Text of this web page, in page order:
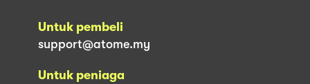
Untuk pembeli
support@atome.my
Untuk peniaga